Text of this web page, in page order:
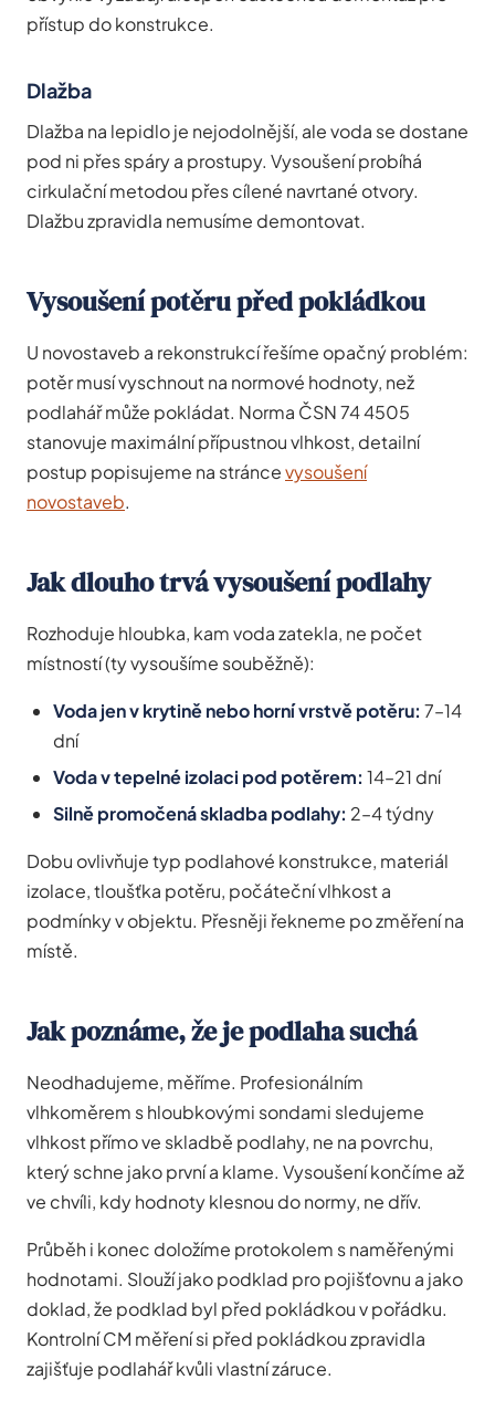
přístup do konstrukce.
Dlažba
Dlažba na lepidlo je nejodolnější, ale voda se dostane
pod ni přes spáry a prostupy. Vysoušení probíhá
cirkulační metodou přes cílené navrtané otvory.
Dlažbu zpravidla nemusíme demontovat.
Vysoušení potěru před pokládkou
U novostaveb a rekonstrukcí řešíme opačný problém:
potěr musí vyschnout na normové hodnoty, než
podlahář může pokládat. Norma ČSN 74 4505
stanovuje maximální přípustnou vlhkost, detailní
postup popisujeme na stráncevysoušení
novostaveb.
Jak dlouho trvá vysoušení podlahy
Rozhoduje hloubka, kam voda zatekla, ne počet
místností (ty vysoušíme souběžně):
Voda jen v krytině nebo horní vrstvě potěru: 7–14
dní
Voda v tepelné izolaci pod potěrem: 14–21 dní
Silně promočená skladba podlahy: 2–4 týdny
Dobu ovlivňuje typ podlahové konstrukce, materiál
izolace, tloušťka potěru, počáteční vlhkost a
podmínky v objektu. Přesněji řekneme po změření na
místě.
Jak poznáme, že je podlaha suchá
Neodhadujeme, měříme. Profesionálním
vlhkoměrem s hloubkovými sondami sledujeme
vlhkost přímo ve skladbě podlahy, ne na povrchu,
který schne jako první a klame. Vysoušení končíme až
ve chvíli, kdy hodnoty klesnou do normy, ne dřív.
Průběh i konec doložíme protokolem s naměřenými
hodnotami. Slouží jako podklad pro pojišťovnu a jako
doklad, že podklad byl před pokládkou v pořádku.
Kontrolní CM měření si před pokládkou zpravidla
zajišťuje podlahář kvůli vlastní záruce.